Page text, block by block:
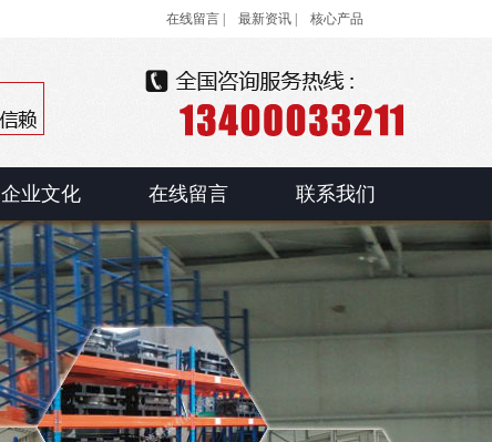
在线留言 | 最新资讯 | 核心产品
企业文化 在线留言 联系我们